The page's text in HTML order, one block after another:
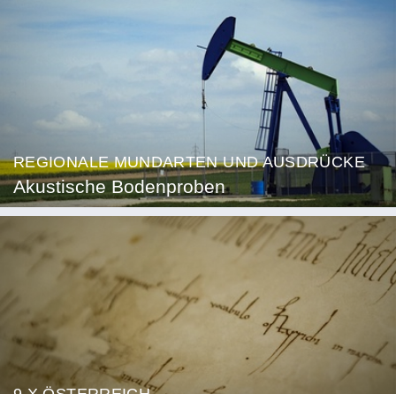
REGIONALE MUNDARTEN UND AUSDRÜCKE
Akustische Bodenproben